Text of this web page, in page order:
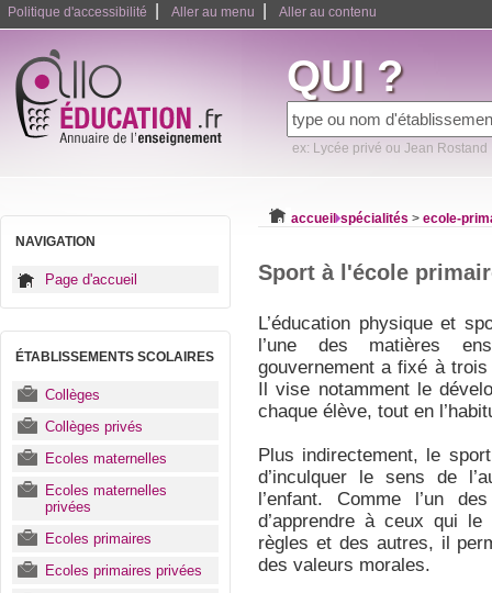
Politique d'accessibilité Aller au menu Aller au contenu
QUI ?
ex: Lycée privé ou Jean Rostand
NAVIGATION
Page d'accueil
ÉTABLISSEMENTS SCOLAIRES
Collèges
Collèges privés
Ecoles maternelles
Ecoles maternelles
privées
Ecoles primaires
Ecoles primaires privées
accueil spécialités > ecole-
Sport à l'école
L’éducation physique et
l’une des matières
gouvernement a fixé à
Il vise notamment le
chaque élève, tout en
Plus indirectement, le
d’inculquer le sens de
l’enfant. Comme l’un
d’apprendre à ceux qui
règles et des autres, il
des valeurs morales.